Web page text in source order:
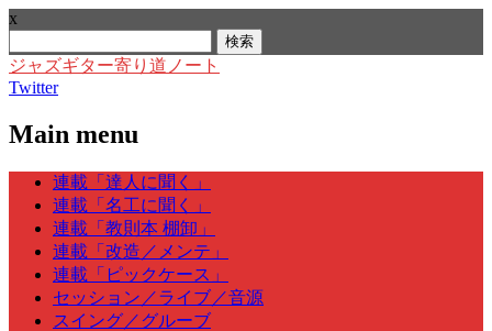
x
索:
ジャズギター寄り道ノート
Twitter
Main menu
Skip
content
連載「達人に聞く」
連載「名工に聞く」
連載「教則本 棚卸」
連載「改造／メンテ」
連載「ピックケース」
セッション／ライブ／音源
スイング／グルーブ